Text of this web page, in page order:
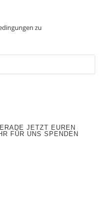
zu
JETZT EUREN
FÜR UNS SPENDEN